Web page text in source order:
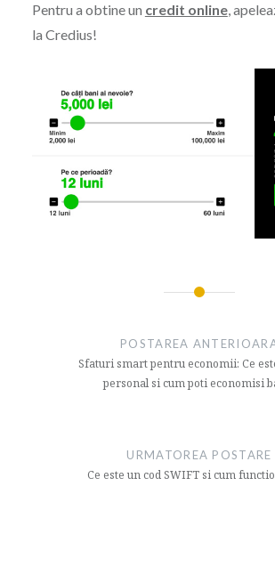
Pentru a obtine un credit online,
la Credius!
POSTAREA
Sfaturi smart pentru economii: Ce
personal si cum poti economisi
URMATOREA POSTARE
Ce este un cod SWIFT si cum